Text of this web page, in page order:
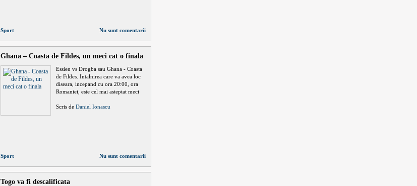
Sport Nu sunt comentarii
Ghana – Coasta de Fildes, un meci cat o finala
Essien vs Drogba sau Ghana - Coasta
de Fildes. Intalnirea care va avea loc
diseara, incepand cu ora 20:00, ora
Romaniei, este cel mai asteptat meci
Scris de Daniel Ionascu
Sport Nu sunt comentarii
Togo va fi descalificata